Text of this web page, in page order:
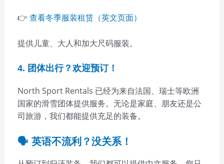
👉 查看冬季服装租赁（英文页面）
提供儿童、大人和加大尺码服装。
4. 团体出行？欢迎预订！
North Sport Rentals 已经为来自法国、瑞士等欧洲
国家的滑雪团体提供服务。无论是家庭、朋友还是公
司旅游，我们都能提供充足的装备。
🗣️ 英语不流利？没关系！